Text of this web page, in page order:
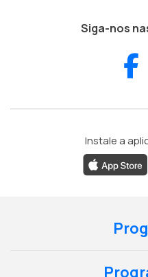
Siga-nos
Instale a